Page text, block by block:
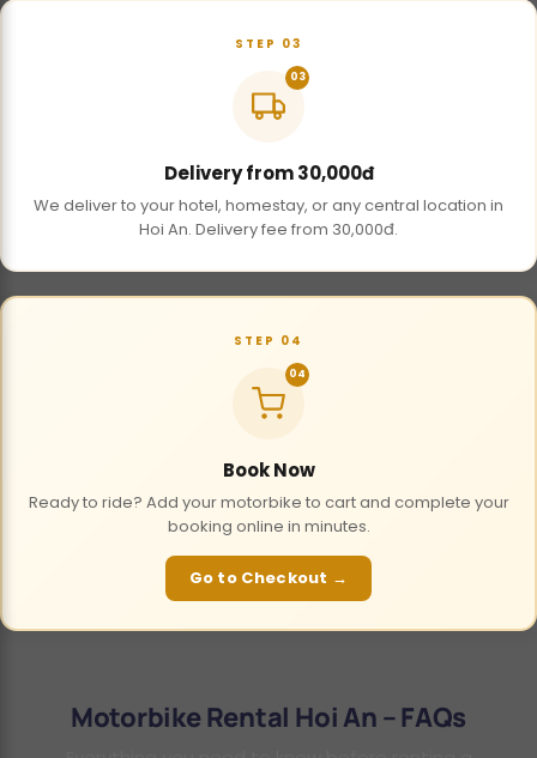
STEP 03
03
Delivery from 30,000đ
We deliver to your hotel, homestay, or any central location in
Hoi An. Delivery fee from 30,000đ.
STEP 04
04
Book Now
Ready to ride? Add your motorbike to cart and complete your
booking online in minutes.
Go to Checkout →
Motorbike Rental Hoi An – FAQs